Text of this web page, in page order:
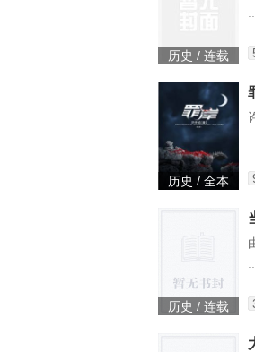
历史 / 连载
历史 / 全本
历史 / 连载